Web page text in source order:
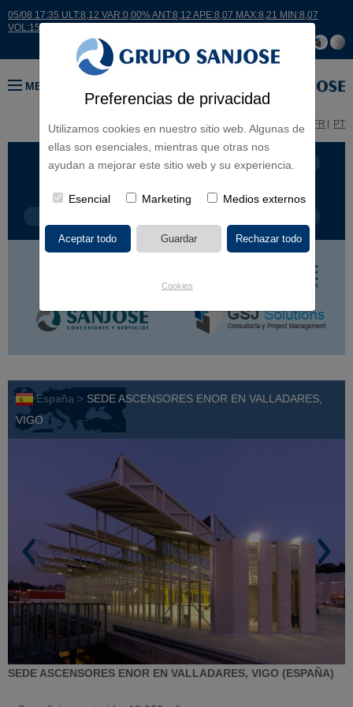
Preferencias de privacidad
Utilizamos cookies en nuestro sitio web. Algunas de
ellas son esenciales, mientras que otras nos
ayudan a mejorar este sitio web y su experiencia.
Esencial Marketing Medios externos
Cookies
05/08 17:35 ULT:8,12 VAR:0,00% ANT:8,12 APE:8,07 MAX:8,21 MIN:8,07
VOL:15007
MENÚ
EN FR PT
LÍNEA DE NEGOCIO CONTINENTES
España > SEDE ASCENSORES ENOR EN VALLADARES,
VIGO
SEDE ASCENSORES ENOR EN VALLADARES, VIGO (ESPAÑA)